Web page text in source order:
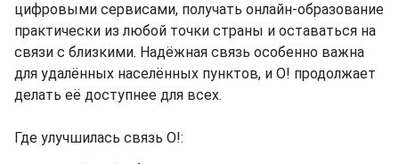
цифровыми сервисами, получать онлайн-образование
практически из любой точки страны и оставаться на
связи с близкими. Надёжная связь особенно важна
для удалённых населённых пунктов, и О! продолжает
делать её доступнее для всех.
Где улучшилась связь О!: